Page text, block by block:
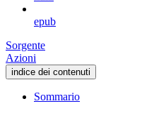
epub
Sorgente
Azioni
indice dei contenuti
Sommario